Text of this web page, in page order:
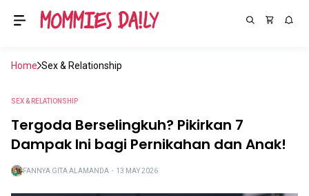
Home Sex & Relationship
SEX & RELATIONSHIP
Tergoda Berselingkuh? Pikirkan 7
Dampak Ini bagi Pernikahan dan Anak!
FANNYA GITA ALAMANDA ・ 13 MAY 2026